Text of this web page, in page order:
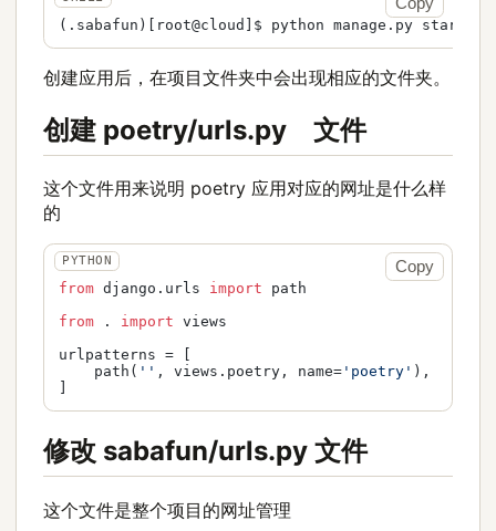
创建应用后，在项目文件夹中会出现相应的文件夹。
创建 poetry/urls.py 文件
这个文件用来说明 poetry 应用对应的网址是什么样
的
from django.urls import path
from . import views
urlpatterns = [
    path(
'' , views.poetry, name= 'poetry' ),
Copy
修改 sabafun/urls.py 文件
这个文件是整个项目的网址管理